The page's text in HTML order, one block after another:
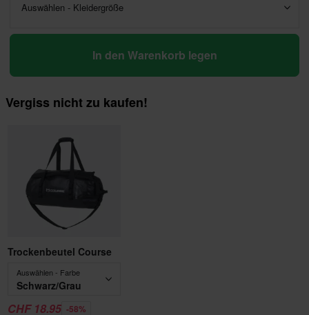
Auswählen - Kleidergröße
In den Warenkorb legen
Vergiss nicht zu kaufen!
Trockenbeutel Course
Auswählen - Farbe
Schwarz/Grau
CHF 18.95 -58%